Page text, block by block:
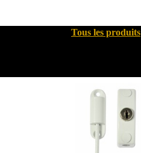
Tous les produits